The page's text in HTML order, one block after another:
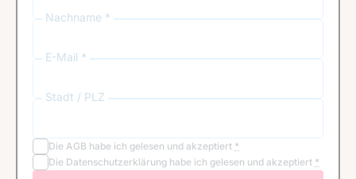
Nachname *
E-Mail *
Stadt / PLZ
Die AGB habe ich gelesen und akzeptiert *
Die Datenschutzerklärung habe ich gelesen und akzeptiert *